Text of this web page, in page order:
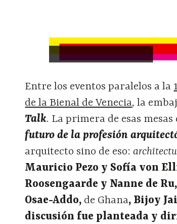
Entre los eventos paralelos a la
de la Bienal de Venecia, la
Talk. La primera de esas
futuro de la profesión
arquitecto sino de eso:
Mauricio Pezo y Sofía von
Roosengaarde y Nanne de Ru,
Osae-Addo, de Ghana, Bijoy
discusión fue planteada y